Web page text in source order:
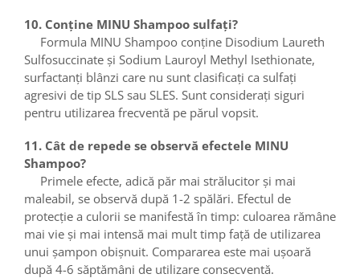
10. Conține MINU Shampoo sulfați?
Formula MINU Shampoo conține Disodium Laureth
Sulfosuccinate și Sodium Lauroyl Methyl Isethionate,
surfactanți blânzi care nu sunt clasificați ca sulfați
agresivi de tip SLS sau SLES. Sunt considerați siguri
pentru utilizarea frecventă pe părul vopsit.
11. Cât de repede se observă efectele MINU
Shampoo?
Primele efecte, adică păr mai strălucitor și mai
maleabil, se observă după 1-2 spălări. Efectul de
protecție a culorii se manifestă în timp: culoarea rămâne
mai vie și mai intensă mai mult timp față de utilizarea
unui șampon obișnuit. Compararea este mai ușoară
după 4-6 săptămâni de utilizare consecventă.